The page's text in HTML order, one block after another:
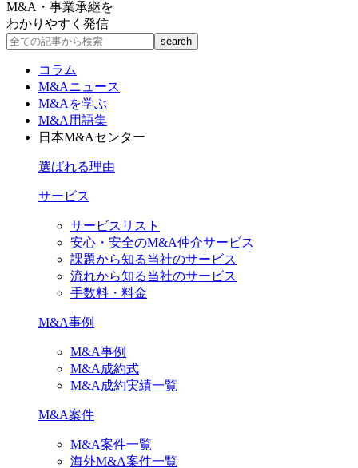
M&A・事業承継を
わかりやすく発信
コラム
M&Aニュース
M&Aを学ぶ
M&A用語集
日本M&Aセンター
選ばれる理由
サービス
サービスリスト
安心・安全のM&A仲介サービス
課題から知る当社のサービス
流れから知る当社のサービス
手数料・料金
M&A事例
M&A事例
M&A成約式
M&A成約実績一覧
M&A案件
M&A案件一覧
海外M&A案件一覧